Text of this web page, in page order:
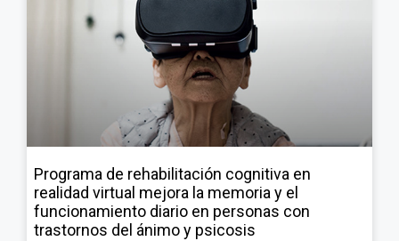
Programa de rehabilitación cognitiva en
realidad virtual mejora la memoria y el
funcionamiento diario en personas con
trastornos del ánimo y psicosis